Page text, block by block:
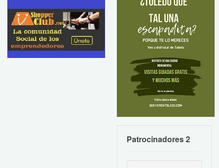
Patrocinadores 2